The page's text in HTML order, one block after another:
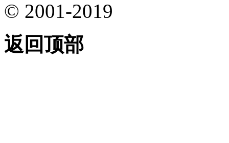
© 2001-2019
返回顶部